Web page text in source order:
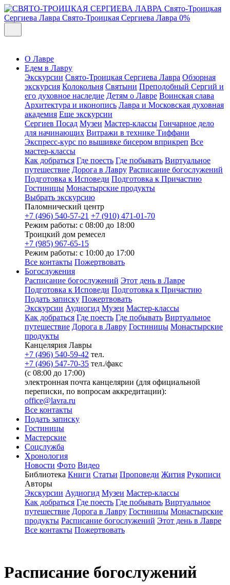
Свято-Троицкая
Сергиева Лавра Свято-Троицкая Сергиева Лавра 0%
О Лавре
Едем в Лавру
Экскурсии Свято-Троицкая Сергиева Лавра Обзорная
экскурсия Колокольня Святыни Преподобный Сергий и
его духовное наследие Детям о Лавре Воинская слава
Архитектура и иконопись Лавра и Московская духовная
академия Еще экскурсии
Сергиев Посад Музеи Мастер-классы Гончарное дело
для начинающих Витражи в технике Тиффани
Экспресс-курс по вышивке бисером вприкреп Все
мастер-классы
Как добраться Где поесть Где побывать Виртуальное
путешествие Дорога в Лавру Расписание богослужений
Подготовка к Исповеди Подготовка к Причастию
Гостиницы Монастырские продукты
Выбрать экскурсию
Паломнический центр
+7 (496) 540-57-21 +7 (910) 471-01-70
Режим работы: с 08:00 до 18:00
Троицкий дом ремесел
+7 (985) 967-65-15
Режим работы: с 10:00 до 17:00
Все контакты Пожертвовать
Богослужения
Расписание богослужений Этот день в Лавре
Подготовка к Исповеди Подготовка к Причастию
Подать записку Пожертвовать
Экскурсии Аудиогид Музеи Мастер-классы
Как добраться Где поесть Где побывать Виртуальное
путешествие Дорога в Лавру Гостиницы Монастырские
продукты
Канцелярия Лавры
+7 (496) 540-59-42 тел.
+7 (496) 547-70-35 тел./факс
(с 08:00 до 17:00)
электронная почта канцелярии (для официальной
переписки, по вопросам аккредитации):
office@lavra.ru
Все контакты
Подать записку
Гостиницы
Мастерские
Соцслужба
Хронология
Новости Фото Видео
Библиотека Книги Статьи Проповеди Жития Рукописи
Авторы
Экскурсии Аудиогид Музеи Мастер-классы
Как добраться Где поесть Где побывать Виртуальное
путешествие Дорога в Лавру Гостиницы Монастырские
продукты Расписание богослужений Этот день в Лавре
Все контакты Пожертвовать
Расписание богослужений